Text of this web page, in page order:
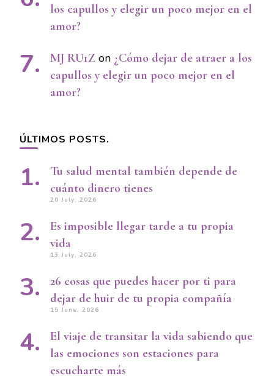
los capullos y elegir un poco mejor en el
amor?
MJ RU1Z on ¿Cómo dejar de atraer a los
capullos y elegir un poco mejor en el
amor?
ÚLTIMOS POSTS.
Tu salud mental también depende de
cuánto dinero tienes
20 July, 2026
Es imposible llegar tarde a tu propia
vida
13 July, 2026
26 cosas que puedes hacer por ti para
dejar de huir de tu propia compañía
15 June, 2026
El viaje de transitar la vida sabiendo que
las emociones son estaciones para
escucharte más